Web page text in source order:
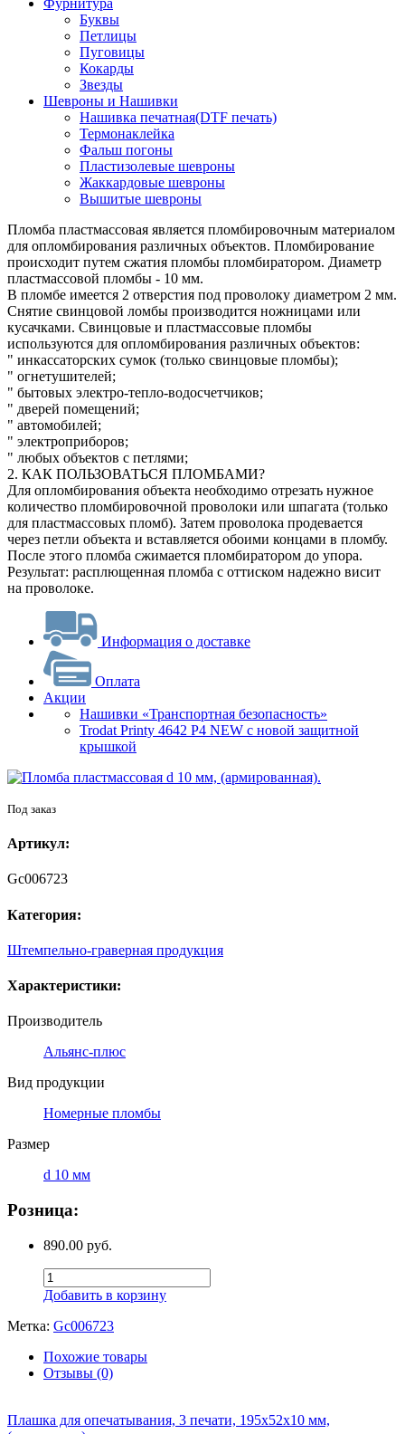
Буквы
Петлицы
Пуговицы
Кокарды
Звезды
Шевроны и Нашивки
Нашивка печатная(DTF печать)
Термонаклейка
Фальш погоны
Пластизолевые шевроны
Жаккардовые шевроны
Вышитые шевроны
Пломба пластмассовая является пломбировочным материалом
для опломбирования различных объектов. Пломбирование
происходит путем сжатия пломбы пломбиратором. Диаметр
пластмассовой пломбы - 10 мм.
В пломбе имеется 2 отверстия под проволоку диаметром 2 мм.
Снятие свинцовой ломбы производится ножницами или
кусачками. Свинцовые и пластмассовые пломбы
используются для опломбирования различных объектов:
" инкассаторских сумок (только свинцовые пломбы);
" огнетушителей;
" бытовых электро-тепло-водосчетчиков;
" дверей помещений;
" автомобилей;
" электроприборов;
" любых объектов с петлями;
2. КАК ПОЛЬЗОВАТЬСЯ ПЛОМБАМИ?
Для опломбирования объекта необходимо отрезать нужное
количество пломбировочной проволоки или шпагата (только
для пластмассовых пломб). Затем проволока продевается
через петли объекта и вставляется обоими концами в пломбу.
После этого пломба сжимается пломбиратором до упора.
Результат: расплющенная пломба с оттиском надежно висит
на проволоке.
Информация о доставке
Оплата
Акции
Нашивки «Транспортная безопасность»
Trodat Printy 4642 P4 NEW с новой защитной
крышкой
Под заказ
Артикул:
Gc006723
Категория:
Штемпельно-граверная продукция
Характеристики:
Производитель
Альянс-плюс
Вид продукции
Номерные пломбы
Размер
d 10 мм
Розница:
890.00 руб.
Добавить в корзину
Метка: Gc006723
Похожие товары
Отзывы (0)
Плашка для опечатывания, 3 печати, 195х52х10 мм,